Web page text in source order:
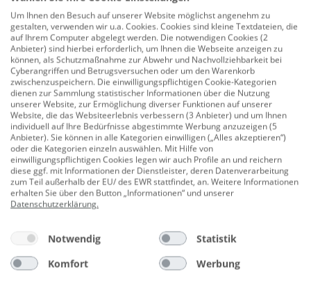
Entdecken Sie den TrendLine Badewannengriff: Ihre
ideale Lösung für ein sicheres und komfortables
Badeerlebnis! Unser abgewinkelter Badewannengriff in
strahlendem weiß kombiniert Funktionalität mit
modernem Design.
Der TrendLine Badewannengriff ist einfach zu
installieren und passt auf die meisten
Standardbadewannen. Er besteht aus hochwertigen
Materialien, die für Langlebigkeit und Beständigkeit
sorgen. Das zeitlose weiße Design fügt sich nahtlos in
jede Badezimmereinrichtung ein.
Entspannung und Genuss, ohne Kompromisse bei der
Sicherheit einzugehen.
Um Ihnen den Besuch auf unserer Website möglichst angenehm zu
gestalten, verwenden wir u.a. Cookies. Cookies sind kleine Textdateien, die
auf Ihrem Computer abgelegt werden. Die notwendigen Cookies (2
Anbieter) sind hierbei erforderlich, um Ihnen die Webseite anzeigen zu
können, als Schutzmaßnahme zur Abwehr und Nachvollziehbarkeit bei
Cyberangriffen und Betrugsversuchen oder um den Warenkorb
zwischenzuspeichern. Die einwilligungspflichtigen Cookie-Kategorien
dienen zur Sammlung statistischer Informationen über die Nutzung
unserer Website, zur Ermöglichung diverser Funktionen auf unserer
Website, die das Websiteerlebnis verbessern (3 Anbieter) und um Ihnen
individuell auf Ihre Bedürfnisse abgestimmte Werbung anzuzeigen (5
Anbieter). Sie können in alle Kategorien einwilligen („Alles akzeptieren“)
oder die Kategorien einzeln auswählen. Mit Hilfe von
einwilligungspflichtigen Cookies legen wir auch Profile an und reichern
diese ggf. mit Informationen der Dienstleister, deren Datenverarbeitung
zum Teil außerhalb der EU/ des EWR stattfindet, an. Weitere Informationen
erhalten Sie über den Button „Informationen“ und unserer
Datenschutzerklärung.
Notwendig
Statistik
Komfort
Werbung